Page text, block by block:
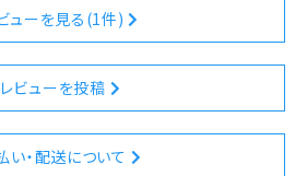
ューを見る(1件)
レビューを投稿
い・配送について